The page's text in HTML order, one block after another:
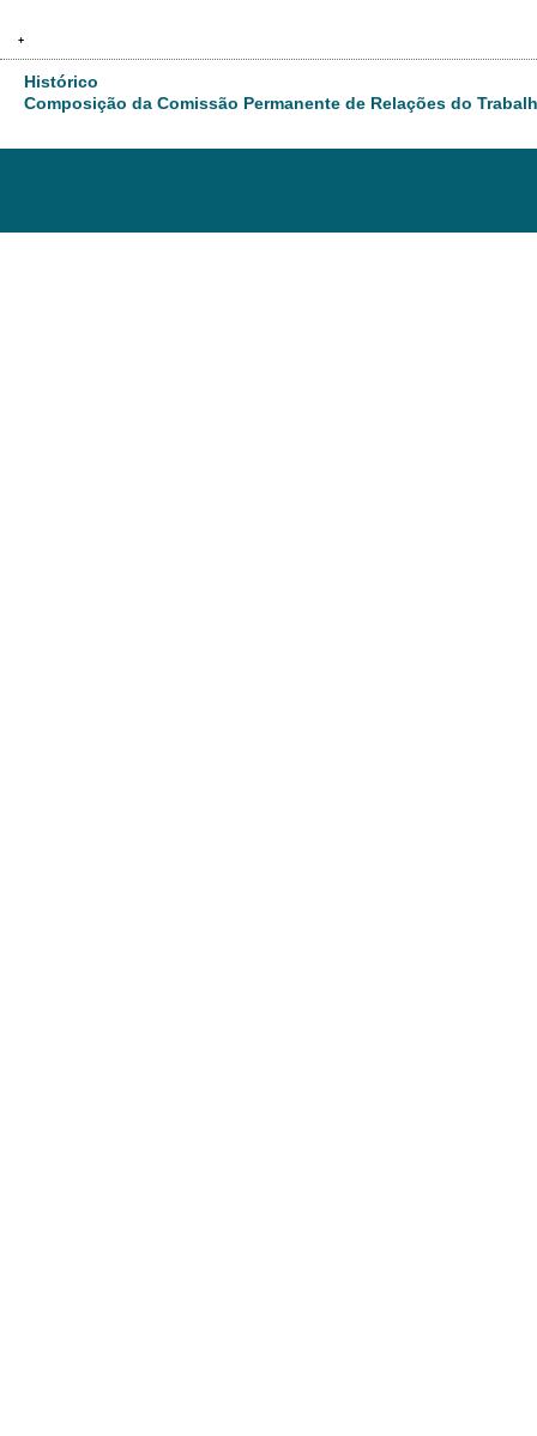
+
Histórico
Composição da Comissão Permanente de Relações do